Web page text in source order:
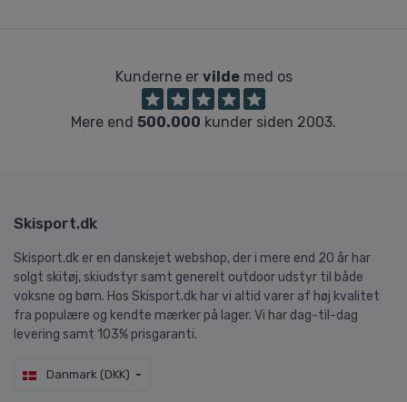
Kunderne er vildemed os
Mere end 500.000 kunder siden 2003.
Skisport.dk
Skisport.dk er en danskejet webshop, der i mere end 20 år har
solgt skitøj, skiudstyr samt generelt outdoor udstyr til både
voksne og børn. Hos Skisport.dk har vi altid varer af høj kvalitet
fra populære og kendte mærker på lager. Vi har dag-til-dag
levering samt 103% prisgaranti.
Danmark (DKK)